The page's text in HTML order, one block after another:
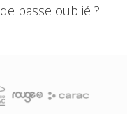
passe oublié ?